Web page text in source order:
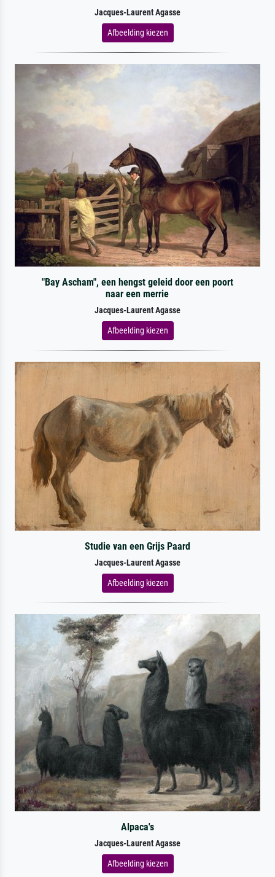
Jacques-Laurent Agasse
Afbeelding kiezen
"Bay Ascham", een hengst geleid door een poort
naar een merrie
Jacques-Laurent Agasse
Afbeelding kiezen
Studie van een Grijs Paard
Jacques-Laurent Agasse
Afbeelding kiezen
Alpaca's
Jacques-Laurent Agasse
Afbeelding kiezen